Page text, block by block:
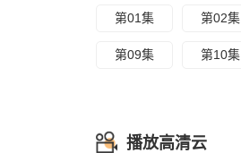
第01集 第02集
第09集 第10集
播放高清云